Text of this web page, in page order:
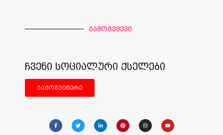
გამოგვყევი
ჩვენი სოციალური ქსელები
გამოგვიწერე